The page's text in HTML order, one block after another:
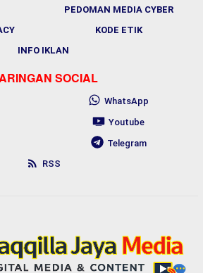
PEDOMAN MEDIA CYBER
KODE ETIK
INFO IKLAN
SOCIAL
WhatsApp
Youtube
Telegram
RSS